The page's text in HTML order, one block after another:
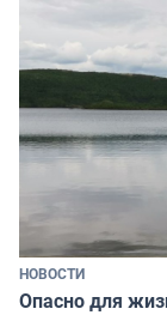
НОВОСТИ
Опасно для